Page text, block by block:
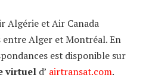
Algérie et Air Canada
Alger et Montréal. En
est disponible sur
virtuel d’ airtransat.com.